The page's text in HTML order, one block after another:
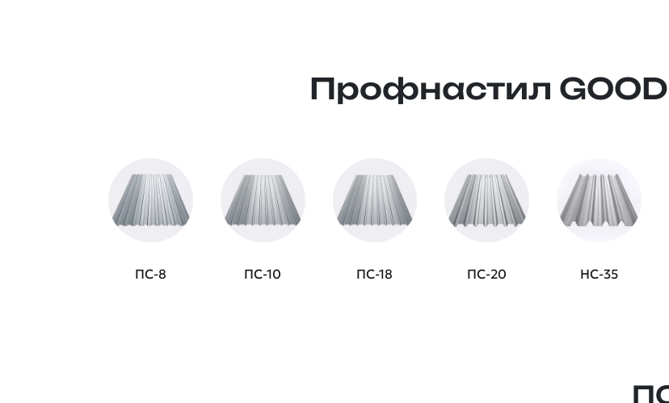
Профнастил GOOD
ПС-8 ПС-10 ПС-18 ПС-20 НС-35